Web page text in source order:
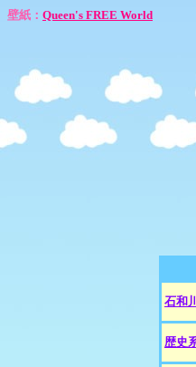
壁紙： Queen's FREE World
石和
歴史